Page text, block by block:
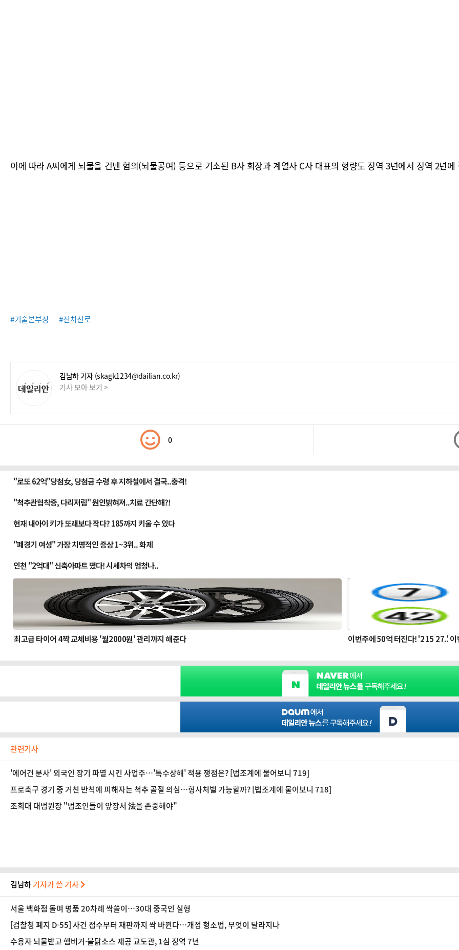
이에 따라 A씨에게 뇌물을 건넨 혐의(뇌물공여) 등으로 기소된 B사 회장과 계열사 C사 대표의 형량도 징역 3년에서 징역 2년
#기술본부장 #전차선로
김남하 기자 (skagk1234@dailian.co.kr)
기사 모아 보기 >
0
관련기사
'에어건 분사' 외국인 장기 파열 시킨 사업주…'특수상해' 적용 쟁점은? [법조계에 물어보니 719]
프로축구 경기 중 거친 반칙에 피해자는 척추 골절 의심…형사처벌 가능할까? [법조계에 물어보니 718]
조희대 대법원장 "법조인들이 앞장서 法을 존중해야"
김남하기자가 쓴 기사
서울 백화점 돌며 명품 20차례 싹쓸이…30대 중국인 실형
[검찰청 폐지 D-55] 사건 접수부터 재판까지 싹 바뀐다…개정 형소법, 무엇이 달라지나
수용자 뇌물받고 햄버거·불닭소스 제공 교도관, 1심 징역 7년